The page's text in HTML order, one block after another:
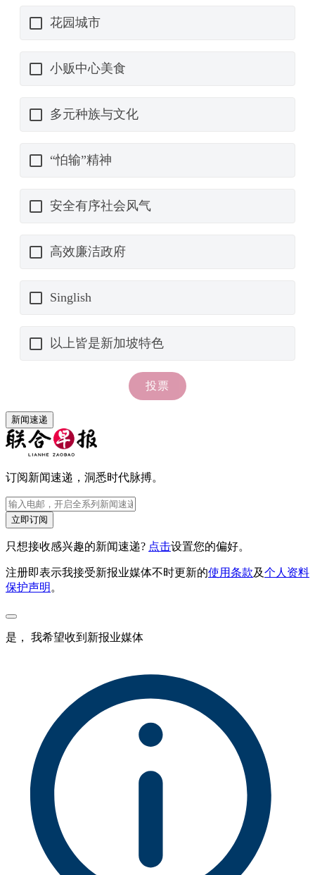
新闻速递
订阅新闻速递，洞悉时代脉搏。
立即订阅
只想接收感兴趣的新闻速递? 点击设置您的偏好。
注册即表示我接受新报业媒体不时更新的使用条款及个人资料
保护声明 。
是， 我希望收到新报业媒体